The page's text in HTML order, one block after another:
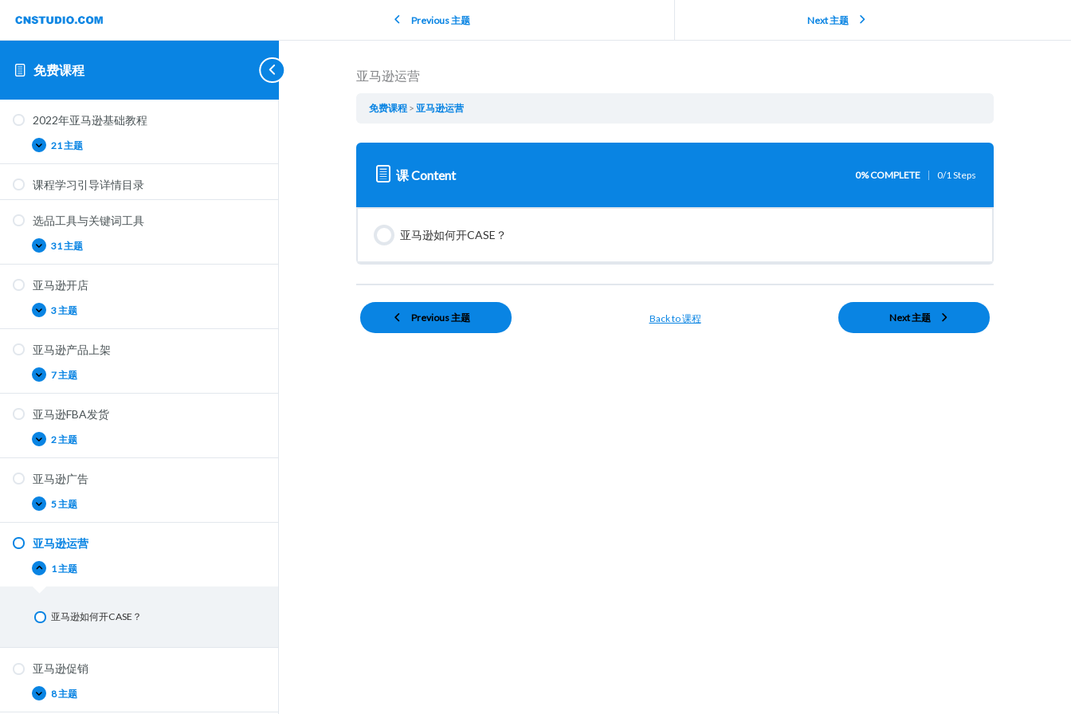
免费课程
2022年亚马逊基础教程
年
马
逊
基
教
程
21 主题
课程学习引导详情目录
选品工具与关键词工具
品
具
与
关
词
工
具
31 主题
亚马逊开店
马
开
店
3 主题
亚马逊产品上架
马
产
品
上
7 主题
亚马逊FBA发货
马
FBA
发
货
2 主题
亚马逊广告
马
广
告
5 主题
亚马逊运营
马
运
营
1 主题
亚马逊如何开CASE？
亚马逊促销
马
促
销
8 主题
Previous 主题 Next 主题
亚马逊运营
免费课程 亚马逊运营
课 Content 0% COMPLETE 0/1 Steps
亚马逊如何开CASE？
Previous 主题 Back to 课程 Next 主题